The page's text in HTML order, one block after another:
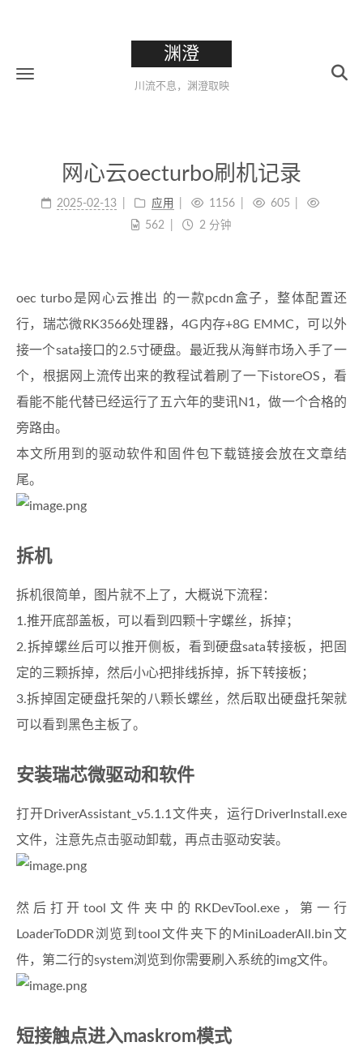
渊澄
川流不息，渊澄取映
网心云oecturbo刷机记录
2025-02-13 应用 1156
605
562
2 分钟
oec turbo是网心云推出 的一款pcdn盒子，整体配置还
行，瑞芯微RK3566处理器，4G内存+8G EMMC，可以外
接一个sata接口的2.5寸硬盘。最近我从海鲜市场入手了一
个，根据网上流传出来的教程试着刷了一下istoreOS，看
看能不能代替已经运行了五六年的斐讯N1，做一个合格的
旁路由。
本文所用到的驱动软件和固件包下载链接会放在文章结
尾。
拆机
拆机很简单，图片就不上了，大概说下流程：
1.推开底部盖板，可以看到四颗十字螺丝，拆掉；
2.拆掉螺丝后可以推开侧板，看到硬盘sata转接板，把固
定的三颗拆掉，然后小心把排线拆掉，拆下转接板；
3.拆掉固定硬盘托架的八颗长螺丝，然后取出硬盘托架就
可以看到黑色主板了。
安装瑞芯微驱动和软件
打开DriverAssistant_v5.1.1文件夹，运行DriverInstall.exe
文件，注意先点击驱动卸载，再点击驱动安装。
然后打开tool文件夹中的RKDevTool.exe，第一行
LoaderToDDR浏览到tool文件夹下的MiniLoaderAll.bin文
件，第二行的system浏览到你需要刷入系统的img文件。
短接触点进入maskrom模式